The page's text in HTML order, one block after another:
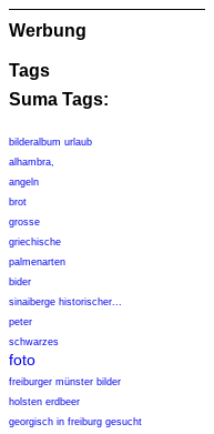
Werbung
Tags
Suma Tags:
bilderalbum urlaub
alhambra,
angeln
brot
grosse
griechische
palmenarten
bider
sinaiberge historischer...
peter
schwarzes
foto
freiburger münster bilder
holsten erdbeer
georgisch in freiburg gesucht